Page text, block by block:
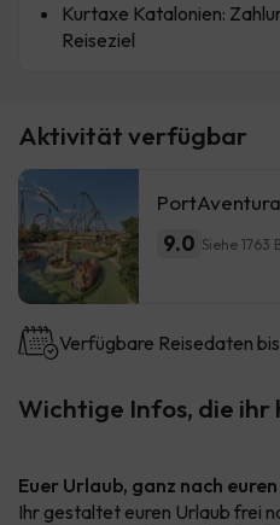
Kurtaxe Katalonien:
Reiseziel
Aktivität verfügbar
PortAventura
9.0 Siehe 1763
Verfügbare Reisedaten
Wichtige Infos, die ihr
Euer Urlaub, ganz nach
Ihr gestaltet euren Urlaub frei